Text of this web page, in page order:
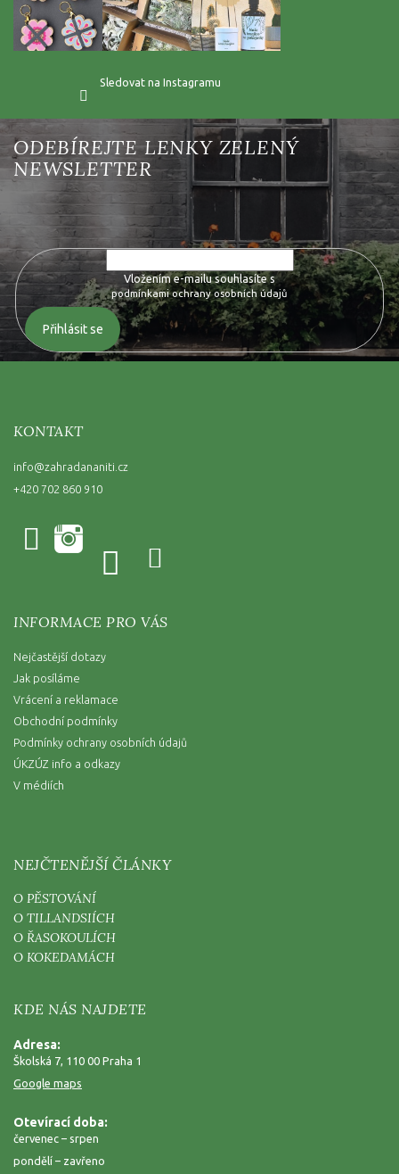
Sledovat na Instagramu
Vložte svůj e-mail a my vám budeme zasílat informace o nových
produktech na našem e-shopu.
Vložením e-mailu souhlasíte s
podmínkami ochrany osobních údajů
Přihlásit se
KONTAKT
info@zahradananiti.cz
+420 702 860 910
INFORMACE PRO VÁS
Nejčastější dotazy
Jak posíláme
Vrácení a reklamace
Obchodní podmínky
Podmínky ochrany osobních údajů
ÚKZÚZ info a odkazy
V médiích
NEJČTENĚJŠÍ ČLÁNKY
O PĚSTOVÁNÍ
O TILLANDSIÍCH
O ŘASOKOULÍCH
O KOKEDAMÁCH
KDE NÁS NAJDETE
Adresa:
Školská 7, 110 00 Praha 1
Google maps
Otevírací doba:
červenec – srpen
pondělí – zavřeno